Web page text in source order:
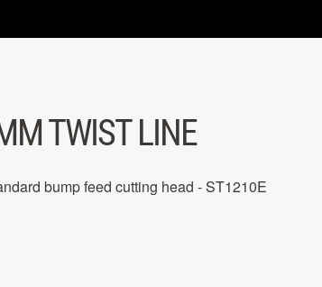
TWIST LINE
bump feed cutting head - ST1210E